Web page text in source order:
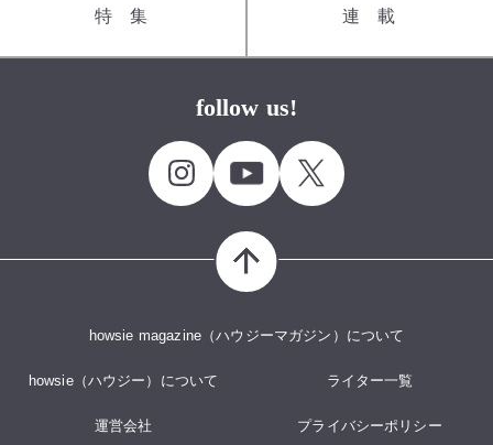
follow us!
特集 連載
howsie magazine（ハウジーマガジン）について
howsie（ハウジー）について ライター一覧
運営会社 プライバシーポリシー